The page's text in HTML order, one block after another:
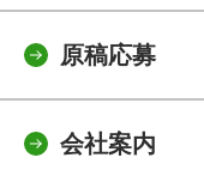
原稿応募
会社案内